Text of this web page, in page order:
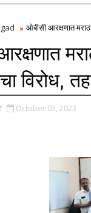
ओबीसी आरक्षणात
विरोध,
October 03, 2023